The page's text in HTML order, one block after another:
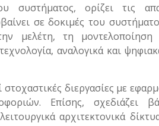
συστήματος, ορίζει τις
σε δοκιμές του
μελέτη, τη
αναλογικά και
διεργασίες με
Επίσης, σχεδιάζει
αρχιτεκτονικά